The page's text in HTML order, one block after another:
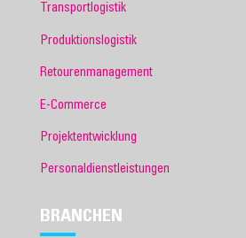
Transportlogistik
Produktionslogistik
Retourenmanagement
E-Commerce
Projektentwicklung
Personaldienstleistungen
BRANCHEN